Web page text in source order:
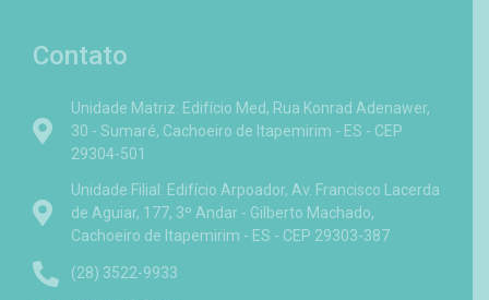
Contato
Unidade Matriz: Edifício Med, Rua Konrad Adenawer,
30 - Sumaré, Cachoeiro de Itapemirim - ES - CEP
29304-501
Unidade Filial: Edifício Arpoador, Av. Francisco Lacerda
de Aguiar, 177, 3º Andar - Gilberto Machado,
Cachoeiro de Itapemirim - ES - CEP 29303-387
(28) 3522-9933